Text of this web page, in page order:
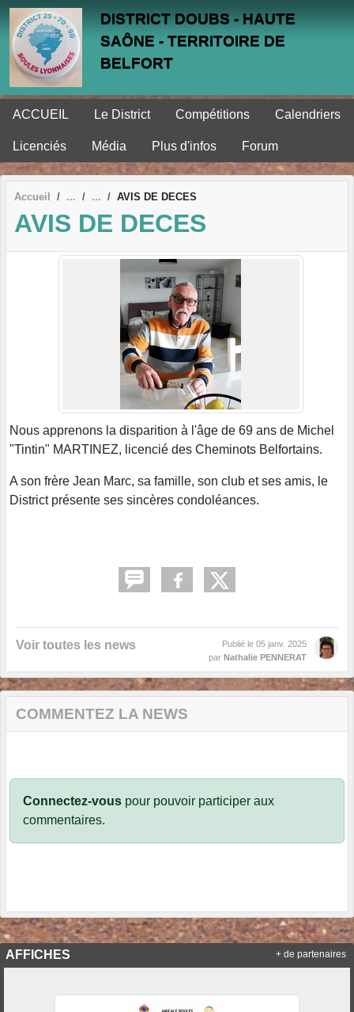
DISTRICT DOUBS - HAUTE
SAÔNE - TERRITOIRE DE
BELFORT
ACCUEIL Le District Compétitions Calendriers
Licenciés Média Plus d'infos Forum
Accueil AVIS DE DECES
AVIS DE DECES
Nous apprenons la disparition à l'âge de 69 ans de Michel
"Tintin" MARTINEZ, licencié des Cheminots Belfortains.
A son frère Jean Marc, sa famille, son club et ses amis, le
District présente ses sincères condoléances.
Voir toutes les news Publié le 05 janv. 2025
par Nathalie PENNERAT
COMMENTEZ LA NEWS
Connectez-vous pour pouvoir participer aux
commentaires.
AFFICHES + de partenaires
Panneau de gestion des cookies